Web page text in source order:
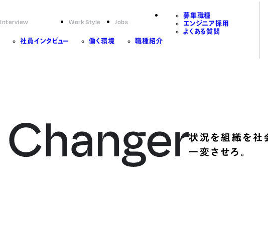
Interview
社員インタビュー
Work Style
働く環境
Jobs
職種紹介
募集職種
エンジニア採用
よくある質問
状況を組織を社
一変させろ。